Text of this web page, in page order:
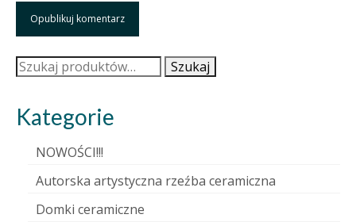
Szukaj: Szukaj
Kategorie
NOWOŚCI!!!
Autorska artystyczna rzeźba ceramiczna
Domki ceramiczne